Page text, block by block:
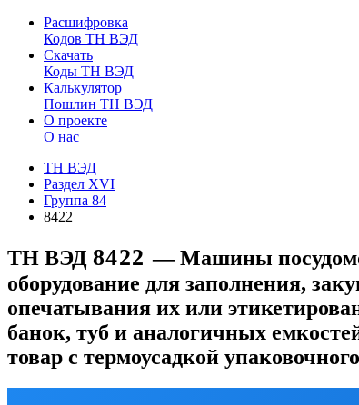
Расшифровка
Кодов ТН ВЭД
Скачать
Коды ТН ВЭД
Калькулятор
Пошлин ТН ВЭД
О проекте
О нас
ТН ВЭД
Раздел XVI
Группа 84
8422
ТН ВЭД 8422— Машины
оборудование для заполнения,
опечатывания их или
банок, туб и аналогичных
товар с термоусадкой